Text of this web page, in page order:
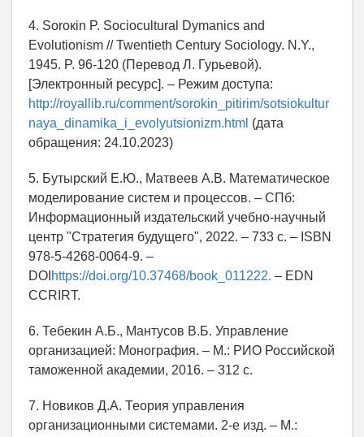
4. Sorокin P. Sociocultural Dymanics and
Evolutionism // Twentieth Century Sociology. N.Y.,
1945. P. 96-120 (Перевод Л. Гурьевой).
[Электронный ресурс]. – Режим доступа:
http://royallib.ru/comment/sorokin_pitirim/sotsiokultur
naya_dinamika_i_evolyutsionizm.html (дата
обращения: 24.10.2023)
5. Бутырский Е.Ю., Матвеев А.В. Математическое
моделирование систем и процессов. – СПб:
Информационный издательский учебно-научный
центр "Стратегия будущего", 2022. – 733 с. – ISBN
978-5-4268-0064-9. –
DOI https://doi.org/10.37468/book_011222. – EDN
CCRIRT.
6. Тебекин А.Б., Мантусов В.Б. Управление
организацией: Монография. – М.: РИО Российской
таможенной академии, 2016. – 312 с.
7. Новиков Д.А. Теория управления
организационными системами. 2-е изд. – М.: